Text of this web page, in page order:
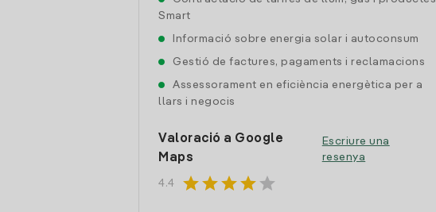
Smart
Informació sobre energia solar i autoconsum
Gestió de factures, pagaments i reclamacions
Assessorament en eficiència energètica per a
llars i negocis
Valoració a Google
Maps
4.4 starstarstarstar star
Escriure una
resenya